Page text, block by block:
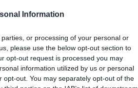
Information
or processing of your personal or
please use the below opt-out section to
opt-out request is processed you may
information utilized by us or personal
out. You may separately opt-out of the